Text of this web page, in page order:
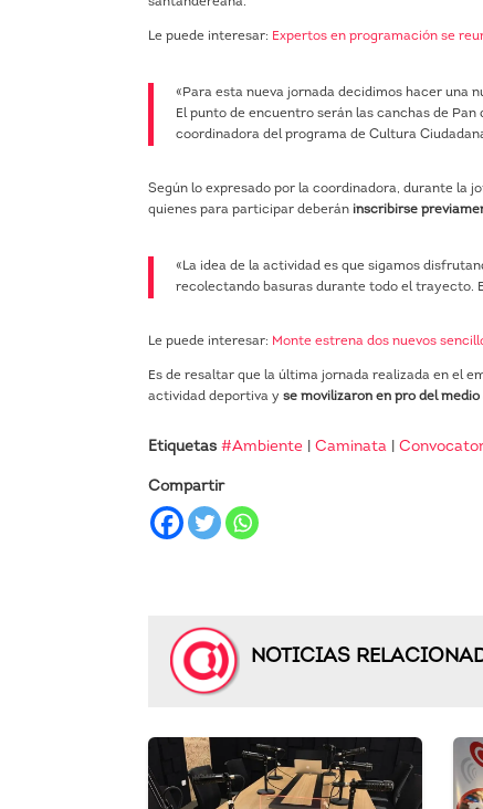
Le puede interesar: Expertos en programación se
«Para esta nueva jornada decidimos hacer una
El punto de encuentro serán las canchas de
coordinadora del programa de Cultura
Según lo expresado por la coordinadora, durante la
quienes para participar deberán inscribirse
«La idea de la actividad es que sigamos
recolectando basuras durante todo el trayecto.
Le puede interesar: Monte estrena dos nuevos
Es de resaltar que la última jornada realizada en el
actividad deportiva yse movilizaron en pro del
Etiquetas#Ambiente |Caminata |
Compartir
NOTICIAS